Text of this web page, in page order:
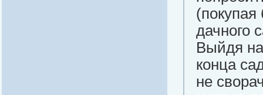
(покупая
дачного
Выйдя
конца
не